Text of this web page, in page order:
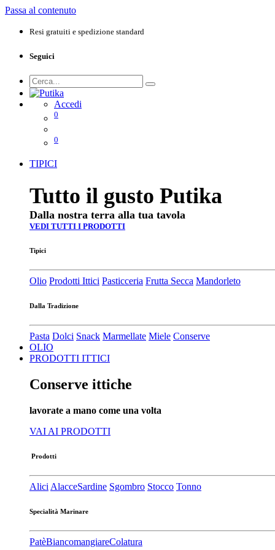
Passa al contenuto
Resi gratuiti e spedizione standard
Seguici
Accedi
0
0
TIPICI
Tutto il gusto Putika
Dalla nostra terra alla tua tavola
VEDI TUTTI I PRODOTTI
Tipici
Olio Prodotti Ittici Pasticceria Frutta Secca Mandorleto
Dalla Tradizione
Pasta Dolci Snack Marmellate Miele Conserve
OLIO
PRODOTTI ITTICI
Conserve ittiche
lavorate a mano come una volta
VAI AI PRODOTTI
Prodotti
Alici AlacceSardine Sgombro Stocco Tonno
Specialità Marinare
Patè​BiancomangiareColatura